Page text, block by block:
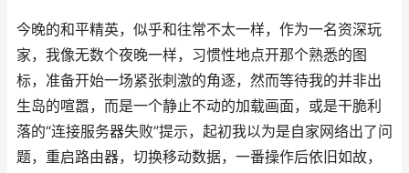
今晚的和平精英，似乎和往常不太一样，作为一名资深玩
家，我像无数个夜晚一样，习惯性地点开那个熟悉的图
标，准备开始一场紧张刺激的角逐，然而等待我的并非出
生岛的喧嚣，而是一个静止不动的加载画面，或是干脆利
落的“连接服务器失败”提示，起初我以为是自家网络出了问
题，重启路由器，切换移动数据，一番操作后依旧如故，